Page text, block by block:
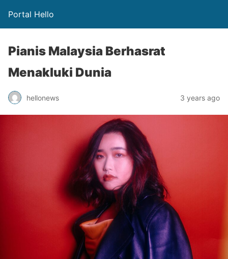
Portal Hello
Pianis Malaysia Berhasrat
Menakluki Dunia
hellonews 3 years ago